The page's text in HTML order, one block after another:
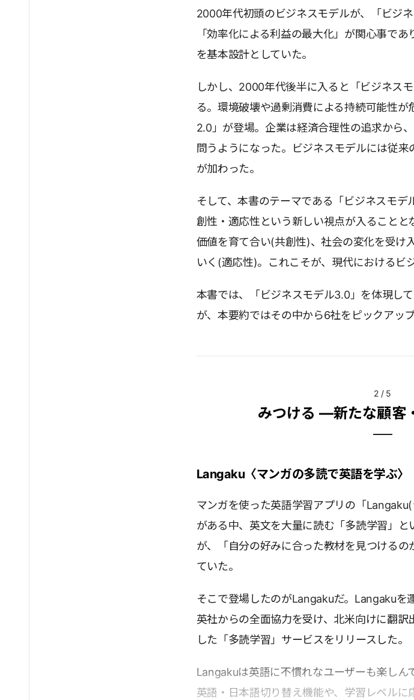
2000年代初頭のビジネスモデルが、「ビジ
「効率化による利益の最大化」が関心事で
を基本設計としていた。
しかし、2000年代後半に入ると「ビジネス
る。環境破壊や過剰消費による持続可能性
2.0」が登場。企業は経済合理性の追求から
問うようになった。ビジネスモデルには従
が加わった。
そして、本書のテーマである「ビジネスモ
創性・適応性という新しい視点が入ることと
価値を育て合い(共創性)、社会の変化を受け
いく(適応性)。これこそが、現代におけるビ
本書では、「ビジネスモデル3.0」を体現し
が、本要約ではその中から6社をピックアップ
2/ 5
みつける ―新たな顧客
Langaku〈マンガの多読で英語を学ぶ〉
マンガを使った英語学習アプリの「
がある中、英文を大量に読む「多読学習」と
が、「自分の好みに合った教材を見つける
ていた。
そこで登場したのがLangakuだ。Langaku
英社からの全面協力を受け、北米向けに翻訳
した「多読学習」サービスをリリースした。
Langakuは英語に不慣れなユーザーも楽しん
英語・日本語切り替え機能や、学習レベルに